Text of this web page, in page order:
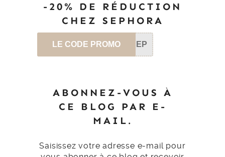
-20% DE RÉDUCTION
CHEZ SEPHORA
LE CODE PROMO SEP
ABONNEZ-VOUS À
CE BLOG PAR E-
MAIL.
Saisissez votre adresse e-mail pour